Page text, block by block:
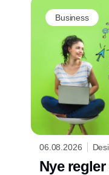
Business
06.08.2026
Nye